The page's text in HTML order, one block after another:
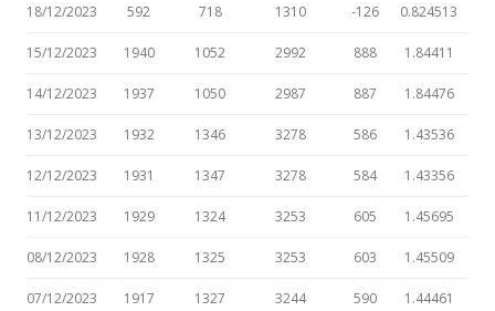
18/12/2023 592 718 1310 -126 0.824513
15/12/2023 1940 1052 2992 888 1.84411
14/12/2023 1937 1050 2987 887 1.84476
13/12/2023 1932 1346 3278 586 1.43536
12/12/2023 1931 1347 3278 584 1.43356
11/12/2023 1929 1324 3253 605 1.45695
08/12/2023 1928 1325 3253 603 1.45509
07/12/2023 1917 1327 3244 590 1.44461